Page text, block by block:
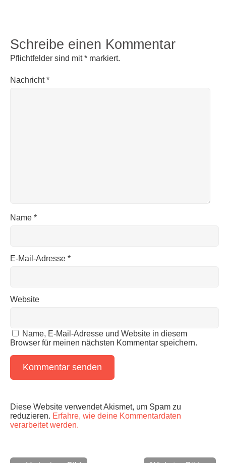
Schreibe einen Kommentar
Pflichtfelder sind mit* markiert.
Nachricht*
Name *
E-Mail-Adresse *
Website
Name, E-Mail-Adresse und Website in diesem
Browser für meinen nächsten Kommentar speichern.
Diese Website verwendet Akismet, um Spam zu
reduzieren. Erfahre, wie deine Kommentardaten
verarbeitet werden.